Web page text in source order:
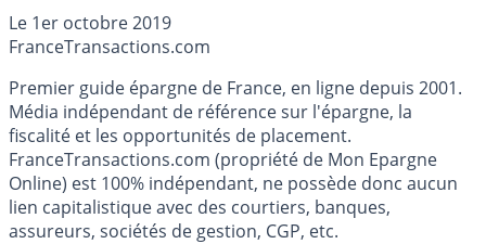
final, cette semaine sera surtout orientée formation
pour les épargnants et notamment sur les bons réflexes
pour savoir comment débusquer les arnaques aux
placements, signe que tout ne va pas si bien dans ce
domaine. L’AMF, notre gendarme français, multiplie les
efforts afin d’alerter les épargnants, ces derniers étant
bien souvent trop naïfs et courant derrière toutes
promesses de rendements élevés.
Le 1er octobre 2019
FranceTransactions.com
Premier guide épargne de France, en ligne depuis 2001.
Média indépendant de référence sur l'épargne, la
fiscalité et les opportunités de placement.
FranceTransactions.com (propriété de Mon Epargne
Online) est 100% indépendant, ne possède donc aucun
lien capitalistique avec des courtiers, banques,
assureurs, sociétés de gestion, CGP, etc.